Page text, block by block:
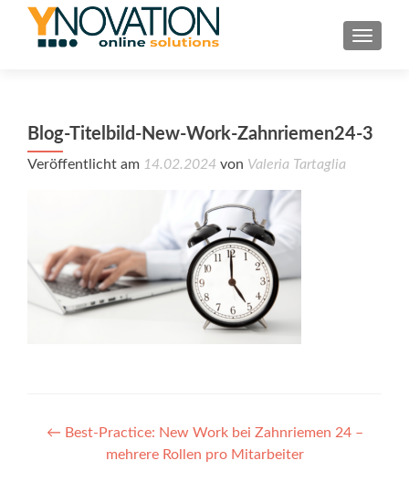
Blog-Titelbild-New-Work-Zahnriemen24-3
Veröffentlicht am 14.02.2024 von Valeria Tartaglia
Post
navigation
← Best-Practice: New Work bei Zahnriemen 24 –
mehrere Rollen pro Mitarbeiter